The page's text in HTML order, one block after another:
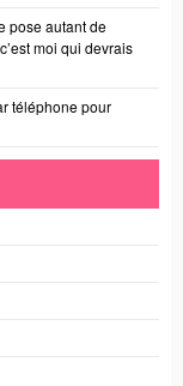
pose autant de
moi qui devrais
téléphone pour